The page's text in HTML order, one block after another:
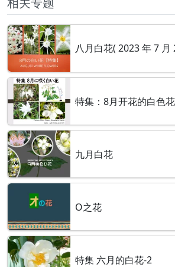
八月白花( 2023 年 7 月
特集：8月开花的白色
九月白花
O之花
特集 六月的白花-2